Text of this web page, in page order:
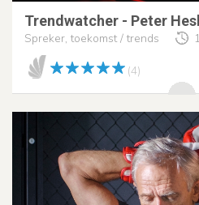
Trendwatcher - Peter
Spreker, toekomst / trends
(4)